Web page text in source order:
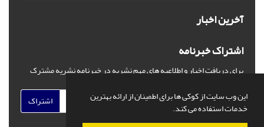
این وب سایت از کوکی ها برای اطمینان از ارائه بهترین
خدمات استفاده می کند.
آخرین اخبار
اشتراک خبرنامه
برای دریافت اخبار و اطلاعیه های مهم نشریه در خبرنامه نشریه مشترک
اشتراک